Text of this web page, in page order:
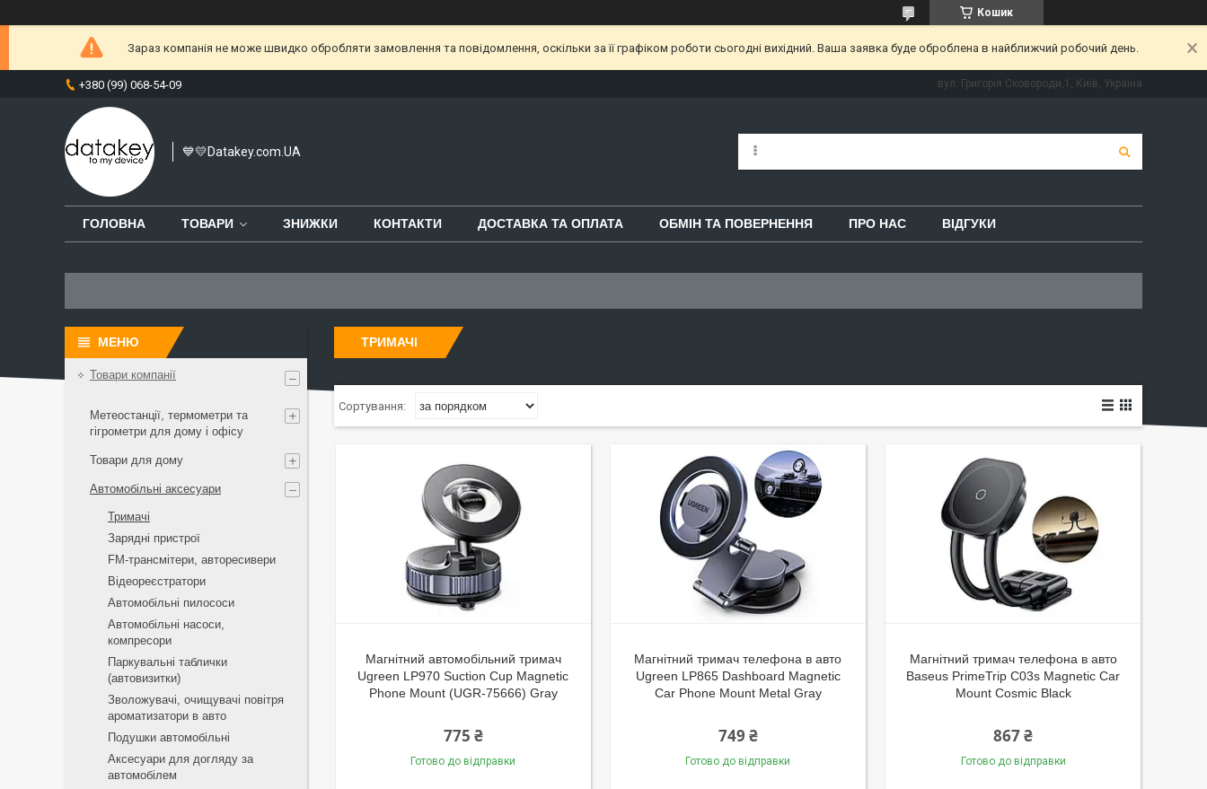
Кошик
Зараз компанія не може швидко обробляти замовлення та повідомлення, оскільки за її графіком роботи сьогодні вихідний. Ваша заявка буде оброблена в найближчий робочий день.
+380 (99) 068-54-09 вул. Григорія Сковороди,1, Київ, Україна
💙💛Datakey.com.UA
ГОЛОВНА ТОВАРИ ЗНИЖКИ КОНТАКТИ ДОСТАВКА ТА ОПЛАТА ОБМІН ТА ПОВЕРНЕННЯ ПРО НАС ВІДГУКИ
ТРИМАЧІ
Магнітний автомобільний тримач
Ugreen LP970 Suction Cup Magnetic
Phone Mount (UGR-75666) Gray
775 ₴
Готово до відправки
Магнітний тримач телефона в авто
Ugreen LP865 Dashboard Magnetic
Car Phone Mount Metal Gray
749 ₴
Готово до відправки
Магнітний тримач телефона в авто
Baseus PrimeTrip C03s Magnetic Car
Mount Cosmic Black
867 ₴
Готово до відправки
Товари компанії
Метеостанції, термометри та
гігрометри для дому і офісу
Товари для дому
Автомобільні аксесуари
Тримачі
Зарядні пристрої
FM-трансмітери, авторесивери
Відеореєстратори
Автомобільні пилососи
Автомобільні насоси,
компресори
Паркувальні таблички
(автовизитки)
Зволожувачі, очищувачі повітря
ароматизатори в авто
Подушки автомобільні
Аксесуари для догляду за
автомобілем